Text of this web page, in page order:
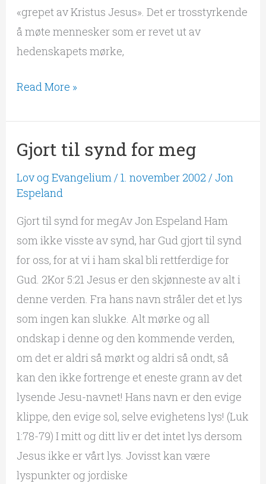
«grepet av Kristus Jesus». Det er trosstyrkende
å møte mennesker som er revet ut av
hedenskapets mørke,
Read More »
Gjort til synd for meg
Lov og Evangelium/1. november 2002 / Jon
Espeland
Gjort til synd for megAv Jon Espeland Ham
som ikke visste av synd, har Gud gjort til synd
for oss, for at vi i ham skal bli rettferdige for
Gud. 2Kor 5:21 Jesus er den skjønneste av alt i
denne verden. Fra hans navn stråler det et lys
som ingen kan slukke. Alt mørke og all
ondskap i denne og den kommende verden,
om det er aldri så mørkt og aldri så ondt, så
kan den ikke fortrenge et eneste grann av det
lysende Jesu-navnet! Hans navn er den evige
klippe, den evige sol, selve evighetens lys! (Luk
1:78-79) I mitt og ditt liv er det intet lys dersom
Jesus ikke er vårt lys. Jovisst kan være
lyspunkter og jordiske
Gjort
synd
meg